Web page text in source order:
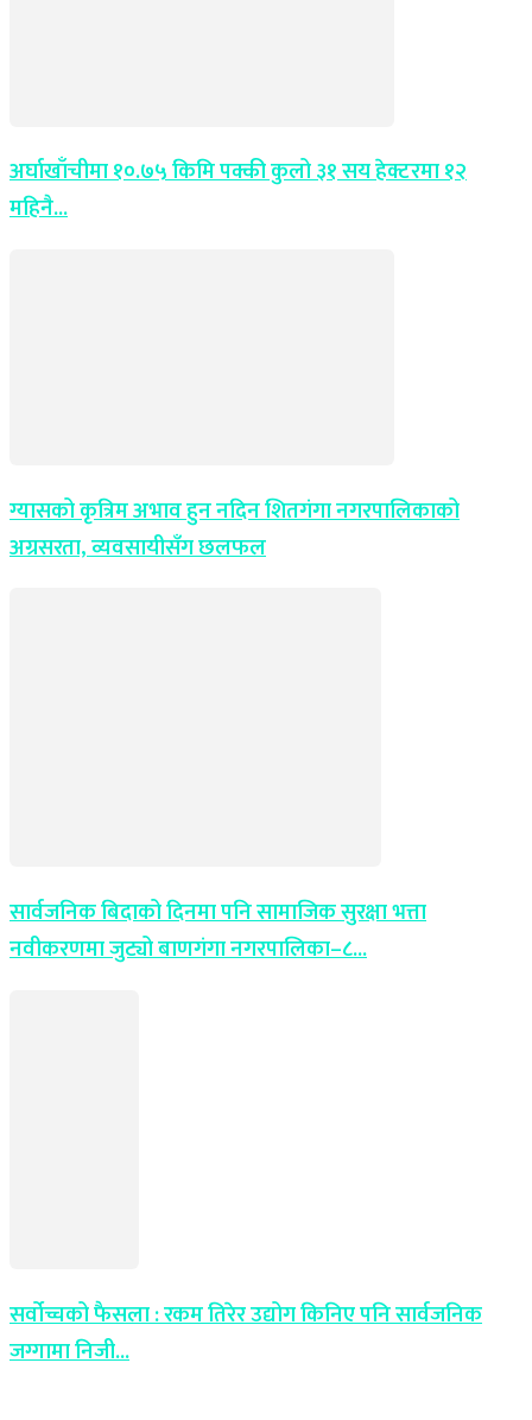
अर्घाखाँचीमा १०.७५ किमि पक्की कुलो ३१ सय हेक्टरमा १२
महिनै...
ग्यासको कृत्रिम अभाव हुन नदिन शितगंगा नगरपालिकाको
अग्रसरता, व्यवसायीसँग छलफल
सार्वजनिक बिदाको दिनमा पनि सामाजिक सुरक्षा भत्ता
नवीकरणमा जुट्यो बाणगंगा नगरपालिका–८...
सर्वोच्चको फैसला : रकम तिरेर उद्योग किनिए पनि सार्वजनिक
जग्गामा निजी...